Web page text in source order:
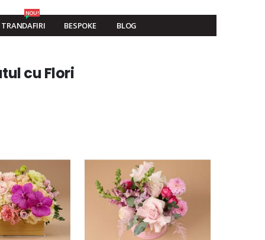
TRANDAFIRI
NOU!
BESPOKE BLOG
cu Flori